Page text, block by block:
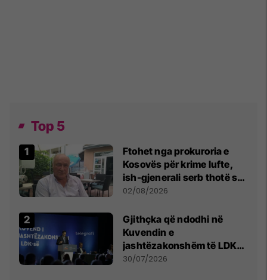
Top 5
Ftohet nga prokuroria e
Kosovës për krime lufte,
ish-gjenerali serb thotë se
dikush e tradhtoi në
02/08/2026
Gjithçka që ndodhi në
Kuvendin e
jashtëzakonshëm të LDK-
së
30/07/2026